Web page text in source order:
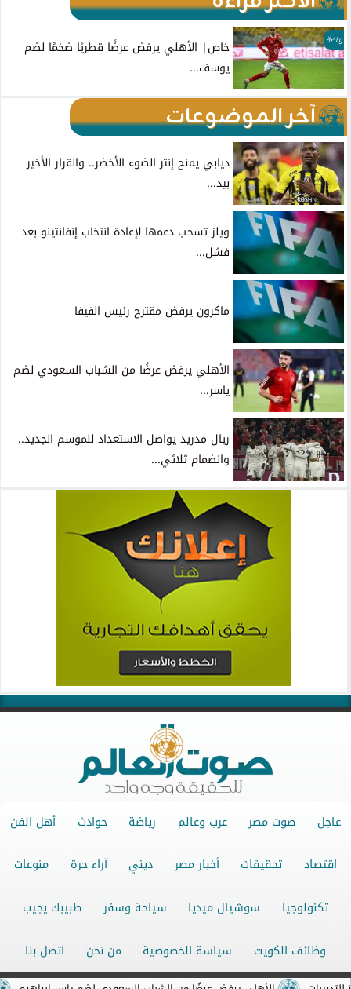
رياضة
خاص| الأهلي يرفض عرضًا قطريًا ضخمًا لضم
يوسف...
آخر الموضوعات
ديابي يمنح إنتر الضوء الأخضر.. والقرار الأخير
بيد...
ويلز تسحب دعمها لإعادة انتخاب إنفانتينو بعد
فشل...
ماكرون يرفض مقترح رئيس الفيفا
الأهلي يرفض عرضًا من الشباب السعودي لضم
ياسر...
ريال مدريد يواصل الاستعداد للموسم الجديد..
وانضمام ثلاثي...
عاجل صوت مصر عرب وعالم رياضة حوادث أهل الفن
اقتصاد تحقيقات أخبار مصر ديني آراء حرة منوعات
تكنولوجيا سوشيال ميديا سياحة وسفر طبيبك يجيب
وظائف الكويت سياسة الخصوصية من نحن اتصل بنا
جميع الحقوق محفوظة ©